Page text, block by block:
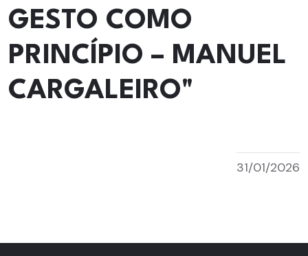
GESTO COMO
PRINCÍPIO – MANUEL
CARGALEIRO"
31/01/2026